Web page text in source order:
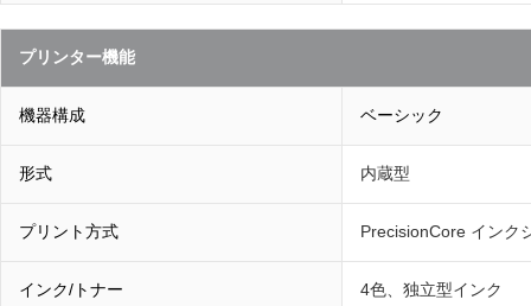
プリンター機能
機器構成 ベーシック
形式 内蔵型
プリント方式 PrecisionCore インク
インク/トナー 4色、独立型インク